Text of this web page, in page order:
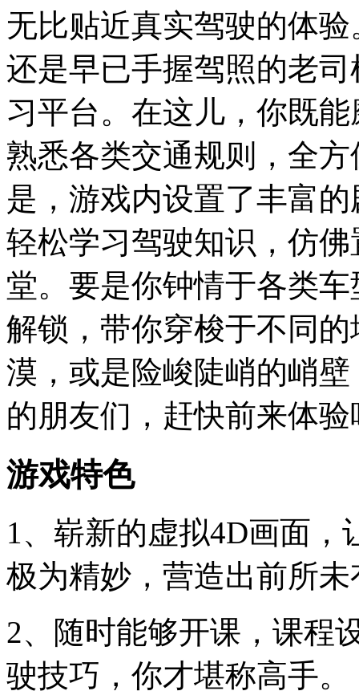
无比贴近真实驾驶的体
还是早已手握驾照的老
习平台。在这儿，你既
熟悉各类交通规则，全
是，游戏内设置了丰富
轻松学习驾驶知识，仿
堂。要是你钟情于各类
解锁，带你穿梭于不同
漠，或是险峻陡峭的峭
的朋友们，赶快前来体验
游戏特色
1、崭新的虚拟4D画面
极为精妙，营造出前所
2、随时能够开课，课程
驶技巧，你才堪称高手。